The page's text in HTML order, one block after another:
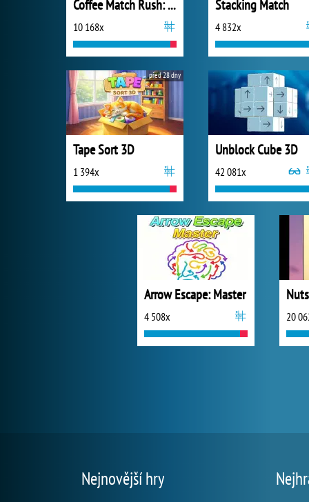
Coffee Match Rush: Sort Puzzle
10 168x
Stacking Match
4 832x
Tape Sort 3D
1 394x
před 28 dny
Unblock Cube 3D
42 081x
Arrow Escape: Master
4 508x 20
Nejnovější hry